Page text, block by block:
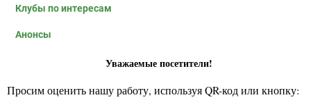
Клубы по интересам
Анонсы
Уважаемые посетители!
Просим оценить нашу работу, используя QR-код или кнопку: